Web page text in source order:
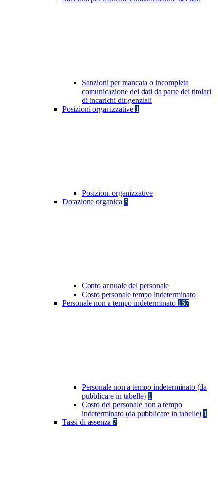
Sanzioni per mancata o incompleta
comunicazione dei dati da parte dei titolari
di incarichi dirigenziali
Posizioni organizzative 1
Posizioni organizzative
Dotazione organica 3
Conto annuale del personale
Costo personale tempo indeterminato
Personale non a tempo indeterminato 167
Personale non a tempo indeterminato (da
pubblicare in tabelle) 1
Costo del personale non a tempo
indeterminato (da pubblicare in tabelle) 1
Tassi di assenza 7